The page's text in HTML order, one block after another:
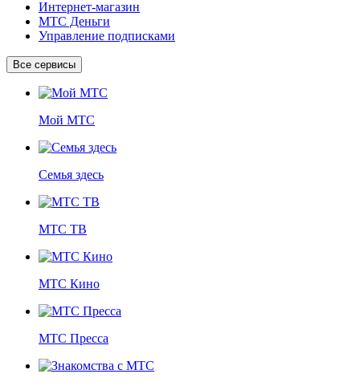
Интернет-магазин
МТС Деньги
Управление подписками
Все сервисы
Мой МТС
Семья здесь
МТС ТВ
МТС Кино
МТС Пресса